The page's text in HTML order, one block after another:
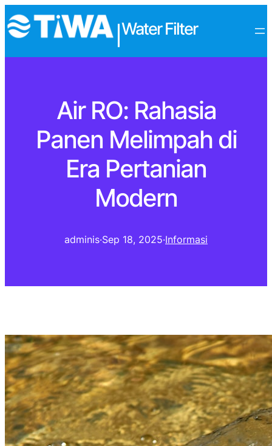
Water Filter
Air RO: Rahasia
Panen Melimpah di
Era Pertanian
Modern
adminis·Sep 18, 2025·Informasi